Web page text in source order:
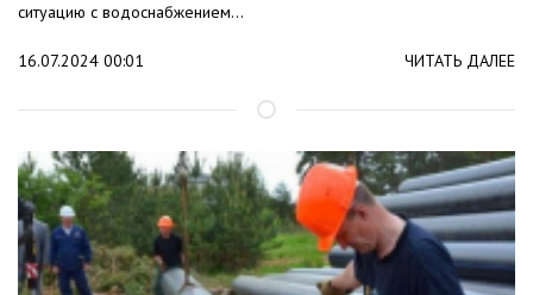
ситуацию с водоснабжением...
16.07.2024 00:01 ЧИТАТЬ ДАЛЕЕ